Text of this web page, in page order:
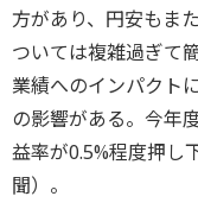
方があり、円安もま
ついては複雑過ぎて
業績へのインパクト
の影響がある。今年
益率が0.5%程度押し
聞）。